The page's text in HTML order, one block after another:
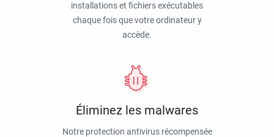
installations et fichiers exécutables
chaque fois que votre ordinateur y
accède.
Éliminez les malwares
Notre protection antivirus récompensée